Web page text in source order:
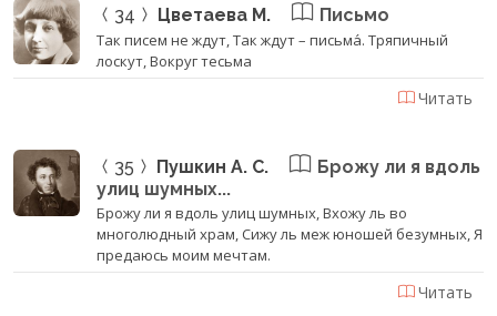
34 Цветаева М. Письмо
Так писем не ждут, Так ждут – письма́. Тряпичный
лоскут, Вокруг тесьма
Читать
35 Пушкин А. С.
Брожу ли я вдоль
улиц шумных...
Брожу ли я вдоль улиц шумных, Вхожу ль во
многолюдный храм, Сижу ль меж юношей безумных, Я
предаюсь моим мечтам.
Читать